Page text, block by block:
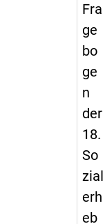
Fra
ge
bo
ge
n
der
18.
So
zial
erh
eb